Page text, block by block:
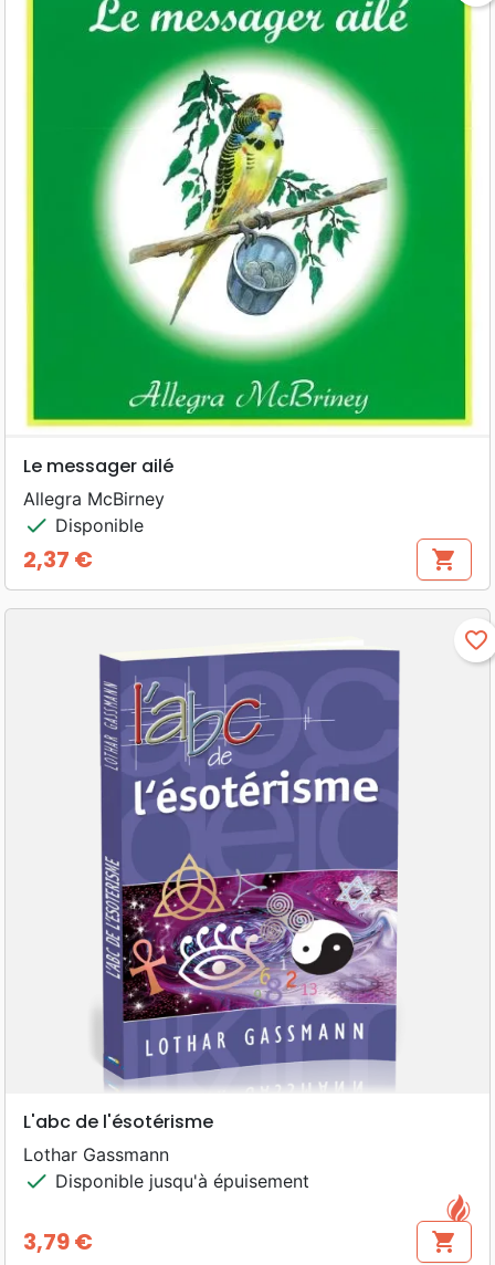
Le messager ailé
Allegra McBirney
check Disponible
Prix
2,37 € shopping_cart
favorite_border
L'abc de l'ésotérisme
Lothar Gassmann
check Disponible jusqu'à épuisement
Prix
3,79 € shopping_cart